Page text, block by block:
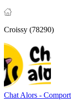
Croissy (78290)
Chat Alors -